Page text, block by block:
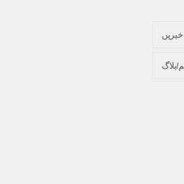
خبریں
بلاگ